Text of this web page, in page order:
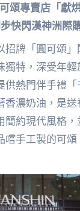
頌專賣店「獻
快閃漢神洲際
牌「圓可頌」
獨特，深受年
供熱門伴手禮「
香濃奶油，是
簡約現代風格
嚐手工製的可